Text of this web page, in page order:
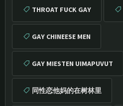
THROAT FUCK GAY
GAY CHINEESE MEN
GAY MIESTEN UIMAPUVUT
同性恋他妈的在树林里